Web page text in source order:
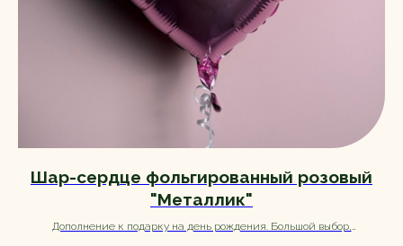
Шар-сердце фольгированный розовый
"Металлик"
Дополнение к подарку на день рождения. Большой выбор,